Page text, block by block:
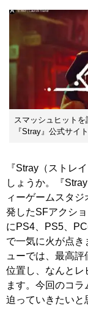
スマッシュヒット
『Stray』公式サイト
『Stray（ストレ
しょうか。『
ィーゲームスタ
発したSFアクシ
にPS4、PS5、
で一気に火が点
ューでは、最高
位置し、なんとレ
ます。今回のコ
迫っていきたいと